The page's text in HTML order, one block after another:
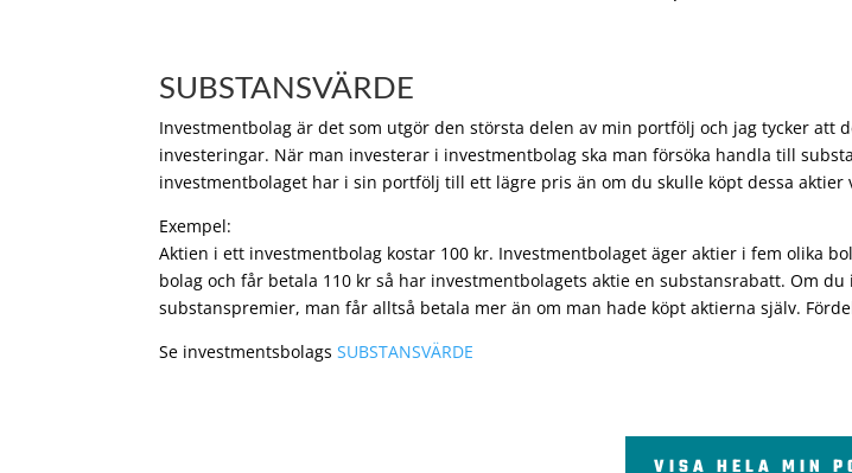
SUBSTANSVÄRDE
Investmentbolag är det som utgör den största delen av min portfölj och jag tycker
investeringar. När man investerar i investmentbolag ska man försöka handla till
investmentbolaget har i sin portfölj till ett lägre pris än om du skulle köpt dessa aktier
Exempel:
Aktien i ett investmentbolag kostar 100 kr. Investmentbolaget äger aktier i fem olika
bolag och får betala 110 kr så har investmentbolagets aktie en substansrabatt. Om
substanspremier, man får alltså betala mer än om man hade köpt aktierna själv.
Se investmentsbolagsSUBSTANSVÄRDE
VISA HELA MIN